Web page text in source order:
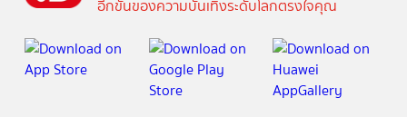
อีกขั้นของความบันเทิงระดับโลกตรงใจคุณ